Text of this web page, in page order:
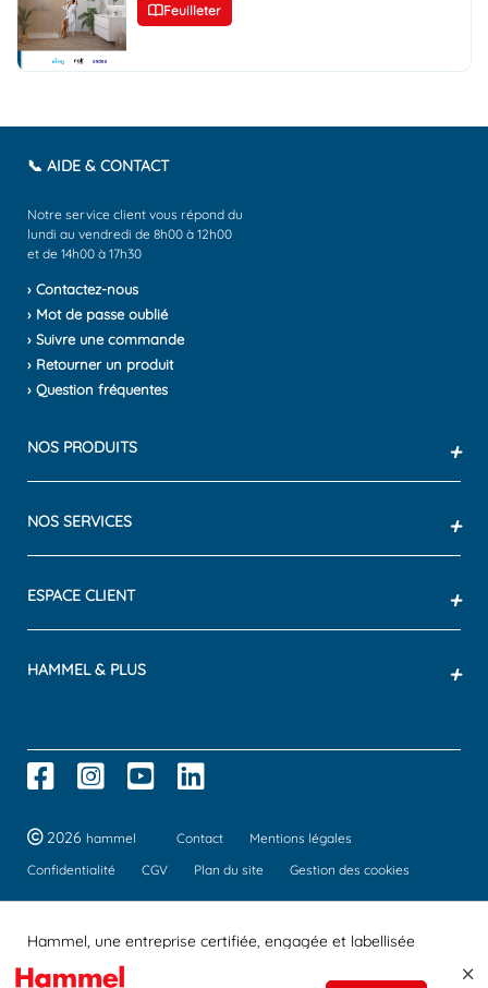
Feuilleter
📞 AIDE & CONTACT
Notre service client vous répond du
lundi au vendredi de 8h00 à 12h00
et de 14h00 à 17h30
› Contactez-nous
› Mot de passe oublié
› Suivre une commande
› Retourner un produit
› Question fréquentes
NOS PRODUITS +
NOS SERVICES +
ESPACE CLIENT +
HAMMEL & PLUS +
2026 hammel Contact
Mentions légales
Confidentialité
CGV Plan du site Gestion des cookies
Hammel, une entreprise certifiée, engagée et labellisée